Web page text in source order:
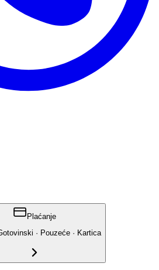
Plaćanje
· Pouzeće · Kartica